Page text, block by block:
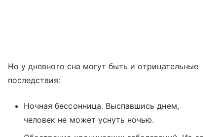
Но у дневного сна могут быть и отрицательные
последствия:
Ночная бессонница. Выспавшись днем,
человек не может уснуть ночью.